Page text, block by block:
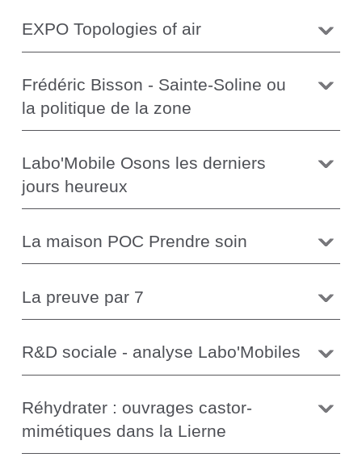
EXPO Topologies of air
Frédéric Bisson - Sainte-Soline ou
la politique de la zone
Labo'Mobile Osons les derniers
jours heureux
La maison POC Prendre soin
La preuve par 7
R&D sociale - analyse Labo'Mobiles
Réhydrater : ouvrages castor-
mimétiques dans la Lierne